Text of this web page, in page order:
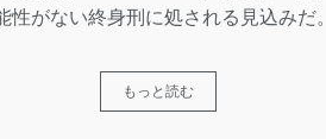
がない終身刑に処される見込みだ。
もっと読む